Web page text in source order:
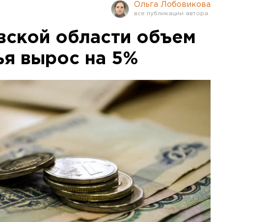
Ольга Лобовикова
области объем
вырос на 5%